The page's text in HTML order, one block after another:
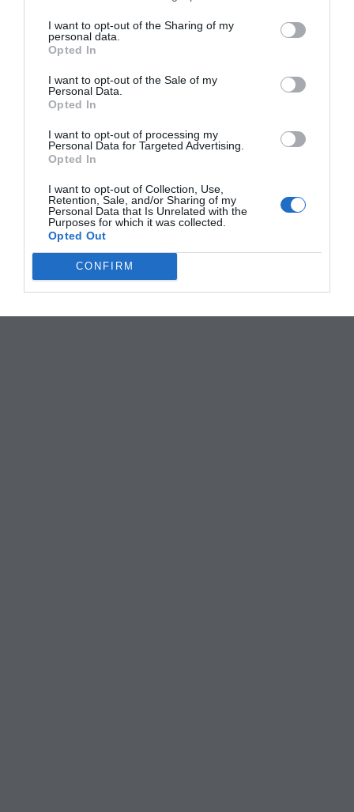
I want to opt-out of the Sharing of my
personal data.
Opted In
I want to opt-out of the Sale of my
Personal Data.
Opted In
I want to opt-out of processing my
Personal Data for Targeted Advertising.
Opted In
I want to opt-out of Collection, Use,
Retention, Sale, and/or Sharing of my
Personal Data that Is Unrelated with the
Purposes for which it was collected.
Opted Out
CONFIRM